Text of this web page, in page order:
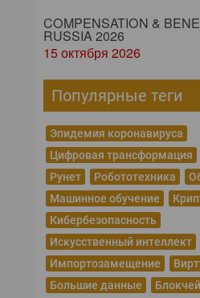
COMPENSATION &
RUSSIA 2026
15 октября 2026
Популярные теги
Эпидемия коронавируса
Цифровая трансформация
Рунет
Робототехника
Машинное обучение
Кибербезопасность
Искусственный интеллект
Импортозамещение
Большие данные